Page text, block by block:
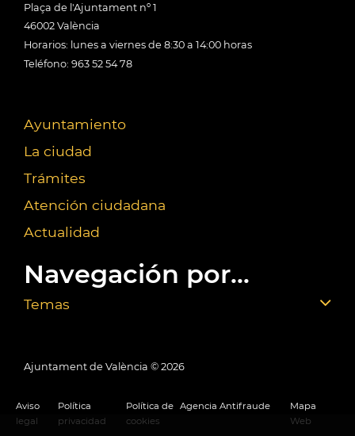
Plaça de l'Ajuntament nº 1
46002 València
Horarios: lunes a viernes de 8:30 a 14:00 horas
Teléfono: 963 52 54 78
Ayuntamiento
La ciudad
Trámites
Atención ciudadana
Actualidad
Navegación por...
Temas
Ajuntament de València © 2026
Aviso
legal
Política
privacidad
Política de
cookies
Agencia Antifraude
Mapa
Web